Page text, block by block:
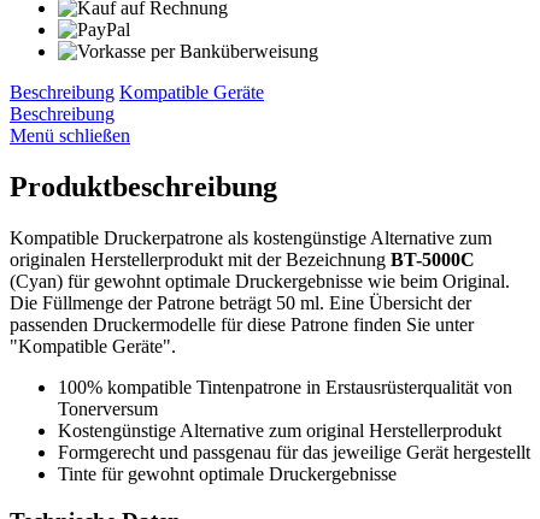
Beschreibung Kompatible Geräte
Beschreibung
Menü schließen
Produktbeschreibung
Kompatible Druckerpatrone als kostengünstige Alternative zum
originalen Herstellerprodukt mit der Bezeichnung BT-5000C
(Cyan) für gewohnt optimale Druckergebnisse wie beim Original.
Die Füllmenge der Patrone beträgt 50 ml. Eine Übersicht der
passenden Druckermodelle für diese Patrone finden Sie unter
"Kompatible Geräte".
100% kompatible Tintenpatrone in Erstausrüsterqualität von
Tonerversum
Kostengünstige Alternative zum original Herstellerprodukt
Formgerecht und passgenau für das jeweilige Gerät hergestellt
Tinte für gewohnt optimale Druckergebnisse